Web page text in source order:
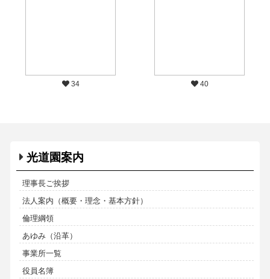
34 40
光道園案内
理事長ご挨拶
法人案内（概要・理念・基本方針）
倫理綱領
あゆみ（沿革）
事業所一覧
役員名簿